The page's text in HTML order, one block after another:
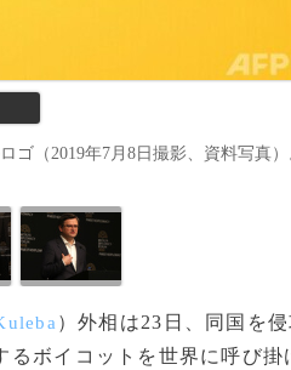
ゴ（2019年7月8日撮影、資料写真
）外相は23日、同国を
るボイコットを世界に呼び掛